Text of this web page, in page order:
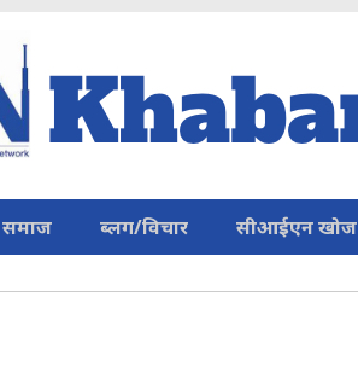
समाज ब्लग/विचार सीआईएन खोज